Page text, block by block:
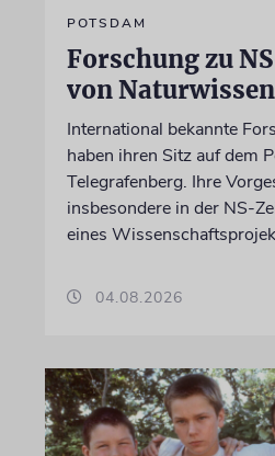
POTSDAM
Forschung zu
von
International bekannte
haben ihren Sitz auf dem
Telegrafenberg. Ihre
insbesondere in der NS-
eines
04.08.2026